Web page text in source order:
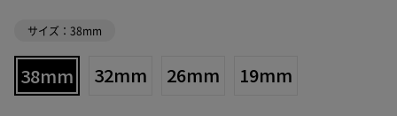
サイズ：38mm
38mm 32mm 26mm 19mm